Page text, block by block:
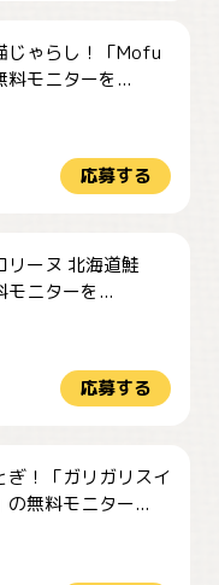
じゃらし！「Mofu
料モニターを...
応募する
リーヌ 北海道鮭
ニターを...
応募する
ぎ！「ガリガリスイ
の無料モニター...